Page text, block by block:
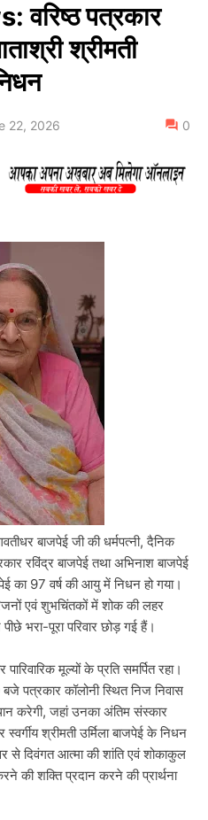
पत्रकार
श्रीमती
22, 2026 0
बाजपेई जी की धर्मपत्नी, दैनिक
रविंद्र बाजपेई तथा अभिनाश बाजपेई
का 97 वर्ष की आयु में निधन हो गया।
एवं शुभचिंतकों में शोक की लहर
भरा-पूरा परिवार छोड़ गई हैं।
मूल्यों के प्रति समर्पित रहा।
पत्रकार कॉलोनी स्थित निज निवास
करेगी, जहां उनका अंतिम संस्कार
श्रीमती उर्मिला बाजपेई के निधन
से दिवंगत आत्मा की शांति एवं शोकाकुल
की शक्ति प्रदान करने की प्रार्थना